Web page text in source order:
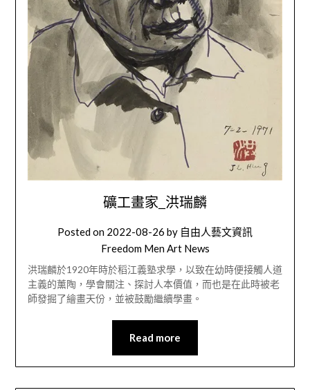
礦工畫家_洪瑞麟
Posted on 2022-08-26 by 自由人藝文資訊
Freedom Men Art News
洪瑞麟於1920年時於稻江義塾求學，以致在幼時便接觸人道
主義的薰陶，學會關注、探討人本價值，而也是在此時被老
師發掘了繪畫天份，並被鼓勵繼續學畫。
Read more